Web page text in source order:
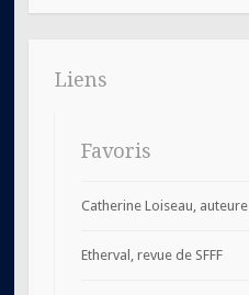
Liens
Favoris
Catherine Loiseau, auteure
Etherval, revue de SFFF